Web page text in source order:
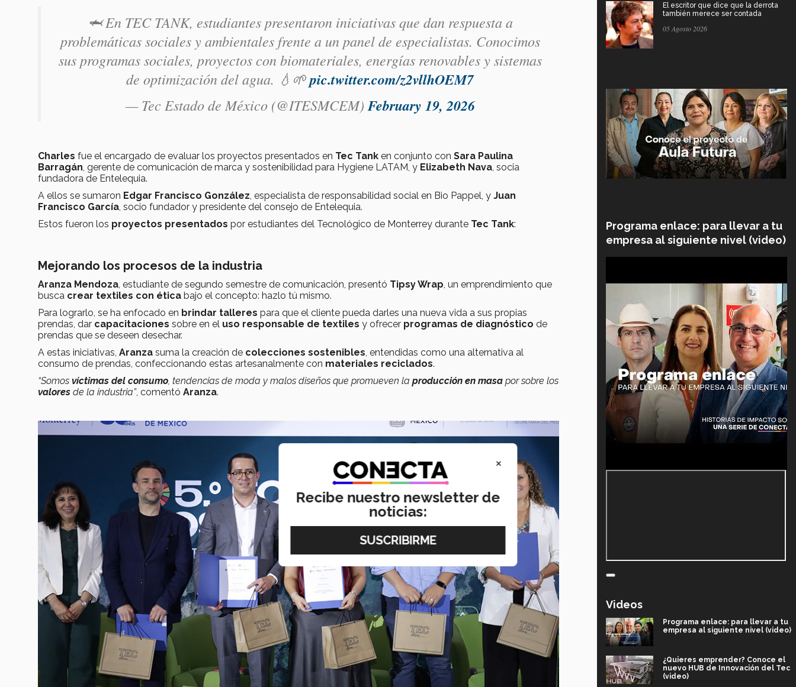
🦈 En TEC TANK, estudiantes presentaron iniciativas que dan respuesta a
problemáticas sociales y ambientales frente a un panel de especialistas. Conocimos
sus programas sociales, proyectos con biomateriales, energías renovables y sistemas
de optimización del agua. 💧🌱pic.twitter.com/z2vllhOEM7
— Tec Estado de México (@ITESMCEM) February 19, 2026
Charles fue el encargado de evaluar los proyectos presentados en Tec Tank en conjunto con Sara Paulina
Barragán , gerente de comunicación de marca y sostenibilidad para Hygiene LATAM, y Elizabeth Nava , socia
fundadora de Entelequia.
A ellos se sumaron Edgar Francisco González , especialista de responsabilidad social en Bio Pappel, y Juan
Francisco García , socio fundador y presidente del consejo de Entelequia.
Estos fueron los proyectos presentados por estudiantes del Tecnológico de Monterrey durante Tec Tank:
Mejorando los procesos de la industria
Aranza Mendoza , estudiante de segundo semestre de comunicación, presentó Tipsy Wrap , un emprendimiento que
busca crear textiles con ética bajo el concepto: hazlo tú mismo.
Para lograrlo, se ha enfocado en brindar talleres para que el cliente pueda darles una nueva vida a sus propias
prendas, dar capacitaciones sobre en el uso responsable de textiles y ofrecer programas de diagnóstico de
prendas que se deseen desechar.
A estas iniciativas, Aranza suma la creación de colecciones sostenibles , entendidas como una alternativa al
consumo de prendas, confeccionando estas artesanalmente con materiales reciclados.
“Somos víctimas del consumo , tendencias de moda y malos diseños que promueven la producción en masa por sobre los
valores de la industria”, comentó Aranza.
El escritor que dice que la derrota
también merece ser contada
05 Agosto 2026
Programa enlace: para llevar a tu
empresa al siguiente nivel (video)
Videos
Programa enlace: para llevar a tu
empresa al siguiente nivel (video)
¿Quieres emprender? Conoce el
nuevo HUB de Innovación del Tec
(video)
×
Recibe nuestro newsletter de
noticias: